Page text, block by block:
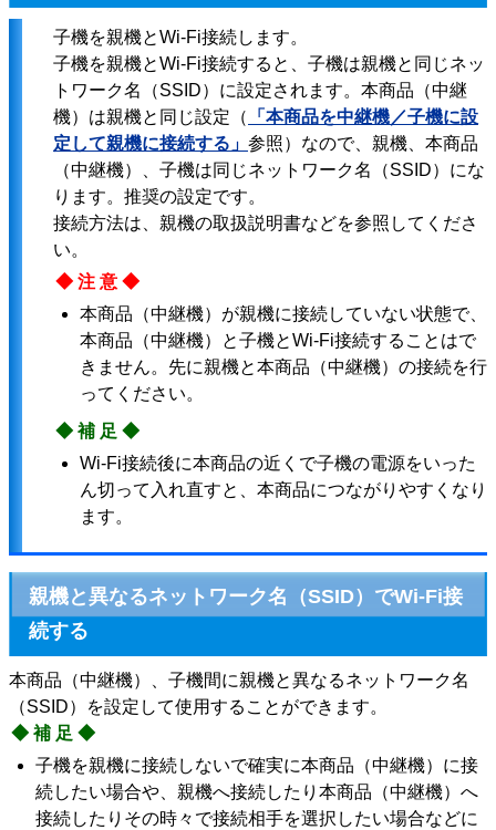
子機を親機とWi-Fi接続します。
子機を親機とWi-Fi接続すると、子機は親機と同じネッ
トワーク名（SSID）に設定されます。本商品（中継
機）は親機と同じ設定（
「本商品を中継機／子機に設
定して親機に接続する」 参照）なので、親機、本商品
（中継機）、子機は同じネットワーク名（SSID）にな
ります。推奨の設定です。
接続方法は、親機の取扱説明書などを参照してくださ
い。
◆注意◆
本商品（中継機）が親機に接続していない状態で、
本商品（中継機）と子機とWi-Fi接続することはで
きません。先に親機と本商品（中継機）の接続を行
ってください。
◆補足◆
Wi-Fi接続後に本商品の近くで子機の電源をいった
ん切って入れ直すと、本商品につながりやすくなり
ます。
親機と異なるネットワーク名（SSID）でWi-Fi接
続する
本商品（中継機）、子機間に親機と異なるネットワーク名
（SSID）を設定して使用することができます。
◆補足◆
子機を親機に接続しないで確実に本商品（中継機）に接
続したい場合や、親機へ接続したり本商品（中継機）へ
接続したりその時々で接続相手を選択したい場合などに